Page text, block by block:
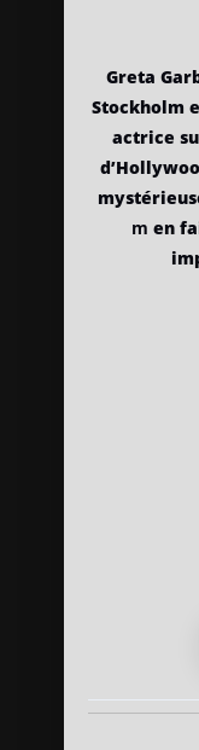
Greta
Stockholm
actrice
m en